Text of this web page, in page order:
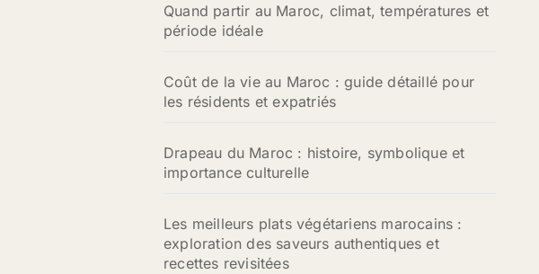
Quand partir au Maroc, climat, températures et
période idéale
Coût de la vie au Maroc : guide détaillé pour
les résidents et expatriés
Drapeau du Maroc : histoire, symbolique et
importance culturelle
Les meilleurs plats végétariens marocains :
exploration des saveurs authentiques et
recettes revisitées